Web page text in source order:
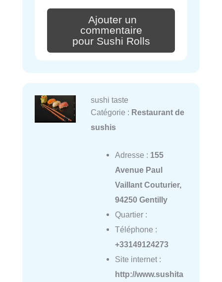
Ajouter un
commentaire
pour Sushi Rolls
sushi taste
Catégorie : Restaurant de
sushis
Adresse : 155
Avenue Paul
Vaillant Couturier,
94250 Gentilly
Quartier :
Téléphone :
+33149124273
Site internet :
http://www.sushita